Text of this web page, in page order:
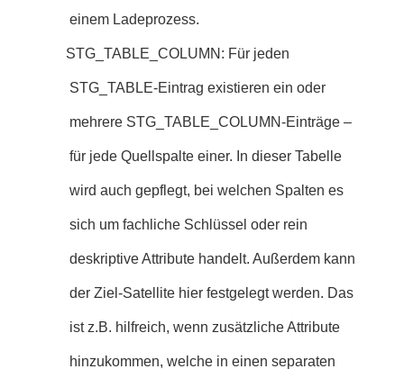
einem Ladeprozess.
STG_TABLE_COLUMN: Für jeden
STG_TABLE-Eintrag existieren ein oder
mehrere STG_TABLE_COLUMN-Einträge –
für jede Quellspalte einer. In dieser Tabelle
wird auch gepflegt, bei welchen Spalten es
sich um fachliche Schlüssel oder rein
deskriptive Attribute handelt. Außerdem kann
der Ziel-Satellite hier festgelegt werden. Das
ist z.B. hilfreich, wenn zusätzliche Attribute
hinzukommen, welche in einen separaten